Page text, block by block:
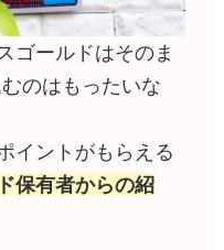
ゴールドはそのま
のはもったいな
イントがもらえる
保有者からの紹